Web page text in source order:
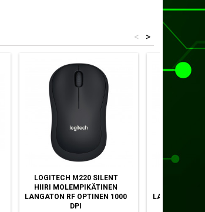
>
<
LOGITECH M220 SILENT
HIIRI MOLEMPIKÄTINEN
LANGATON RF OPTINEN 1000
DPI
LANGATON